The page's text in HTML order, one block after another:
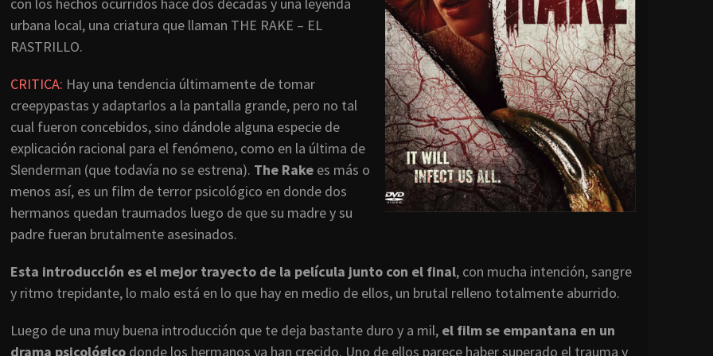
con los hechos ocurridos hace dos décadas y una leyenda
urbana local, una criatura que llaman THE RAKE – EL
RASTRILLO.
CRITICA: Hay una tendencia últimamente de tomar
creepypastas y adaptarlos a la pantalla grande, pero no tal
cual fueron concebidos, sino dándole alguna especie de
explicación racional para el fenómeno, como en la última de
Slenderman (que todavía no se estrena). The Rake es más o
menos así, es un film de terror psicológico en donde dos
hermanos quedan traumados luego de que su madre y su
padre fueran brutalmente asesinados.
Esta introducción es el mejor trayecto de la película junto con el final, con mucha intención, sangre
y ritmo trepidante, lo malo está en lo que hay en medio de ellos, un brutal relleno totalmente aburrido.
Luego de una muy buena introducción que te deja bastante duro y a mil, el film se empantana en un
drama psicológico donde los hermanos ya han crecido. Uno de ellos parece haber superado el trauma y